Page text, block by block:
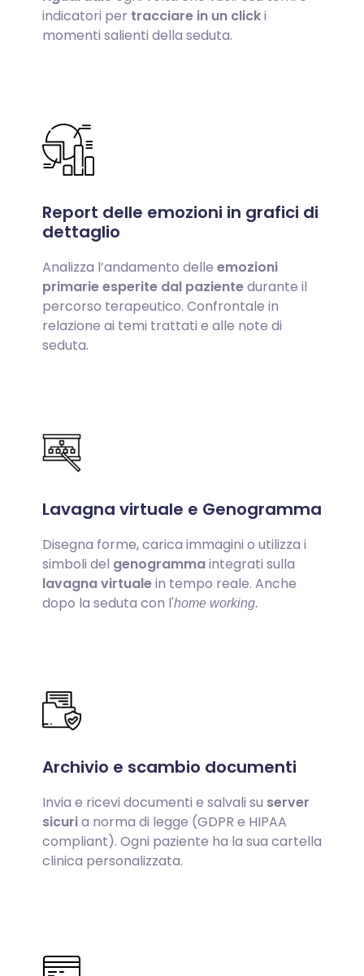
indicatori per tracciare in un clicki
momenti salienti della seduta.
Report delle emozioni in grafici di
dettaglio
Analizza l’andamento delle emozioni
primarie esperite dal pazientedurante il
percorso terapeutico. Confrontale in
relazione ai temi trattati e alle note di
seduta.
Lavagna virtuale e Genogramma
Disegna forme, carica immagini o utilizza i
simboli del genogrammaintegrati sulla
lavagna virtualein tempo reale. Anche
dopo la seduta con l'home working.
Archivio e scambio documenti
Invia e ricevi documenti e salvali su server
sicuria norma di legge (GDPR e HIPAA
compliant). Ogni paziente ha la sua cartella
clinica personalizzata.